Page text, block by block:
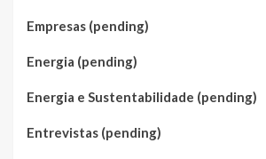
Empresas (pending)
Energia (pending)
Energia e Sustentabilidade (pending)
Entrevistas (pending)